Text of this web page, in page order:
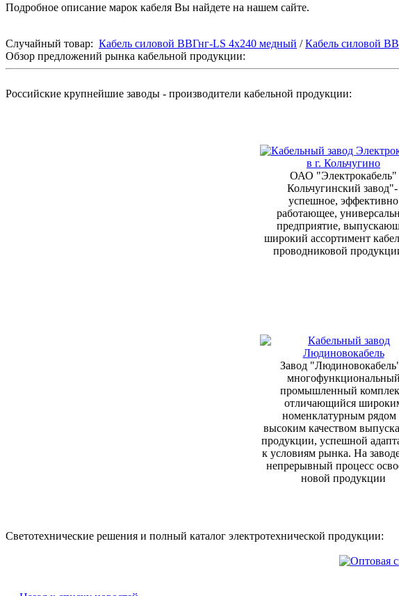
Подробное описание марок кабеля Вы найдете на нашем сайте.
Случайный товар: Кабель силовой ВВГнг-LS 4х240 медный /Кабель силовой
Обзор предложений рынка кабельной продукции:
Российские крупнейшие заводы - производители кабельной продукции:
ОАО "Электрокабель"
Кольчугинский завод"-
успешное, эффективно
работающее,
предприятие,
широкий ассортимент
проводниковой
Завод
многофункциональный
промышленный
отличающийся
номенклатурным рядом
высоким качеством
продукции, успешной
к условиям рынка. На
непрерывный процесс
новой продукции
Светотехнические решения и полный каталог электротехнической продукции: